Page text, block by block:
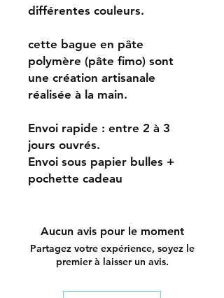
différentes couleurs.
cette bague en pâte
polymère (pâte fimo) sont
une création artisanale
réalisée à la main.
Envoi rapide : entre 2 à 3
jours ouvrés.
Envoi sous papier bulles +
pochette cadeau
Aucun avis pour le moment
Partagez votre expérience, soyez le
premier à laisser un avis.